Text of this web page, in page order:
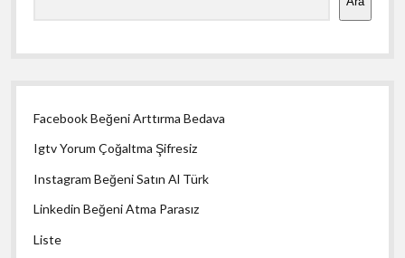
Facebook Beğeni Arttırma Bedava
Igtv Yorum Çoğaltma Şifresiz
Instagram Beğeni Satın Al Türk
Linkedin Beğeni Atma Parasız
Liste